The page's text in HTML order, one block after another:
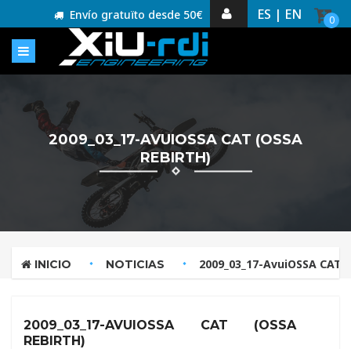
Envío gratuïto desde 50€ ES | EN 0
2009_03_17-AVUIOSSA CAT (OSSA
REBIRTH)
INICIO NOTICIAS 2009_03_17-AvuiOSSA
2009_03_17-AVUIOSSA CAT (OSSA
REBIRTH)